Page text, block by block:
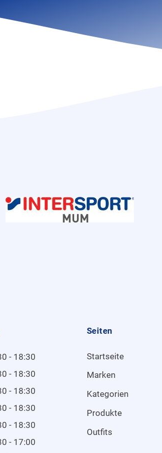
- 18:30
- 18:30
- 18:30
- 18:30
- 18:30
- 17:00
Seiten
Startseite
Marken
Kategorien
Produkte
Outfits